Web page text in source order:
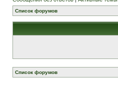
Список форумов
Список форумов